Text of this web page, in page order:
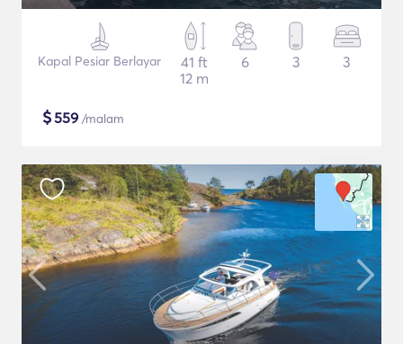
Kapal Pesiar Berlayar
41 ft
12 m
6 3 3
$559 /malam